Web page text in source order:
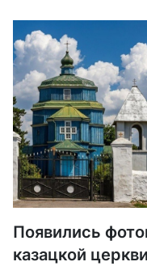
Появились
казацкой